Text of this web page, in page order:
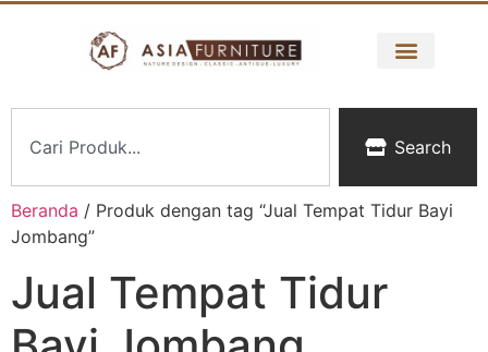
Search
Beranda / Produk dengan tag “Jual Tempat Tidur Bayi
Jombang”
Jual Tempat Tidur